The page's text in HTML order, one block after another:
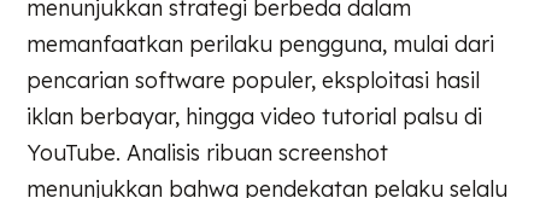
menunjukkan strategi berbeda dalam
memanfaatkan perilaku pengguna, mulai dari
pencarian software populer, eksploitasi hasil
iklan berbayar, hingga video tutorial palsu di
YouTube. Analisis ribuan screenshot
menunjukkan bahwa pendekatan pelaku selalu